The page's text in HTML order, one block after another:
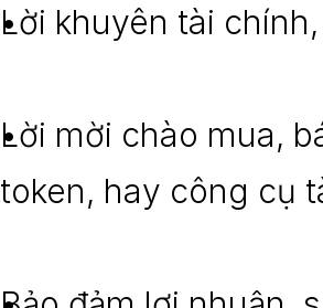
Lời khuyên tài
Lời mời chào mua,
token, hay công cụ